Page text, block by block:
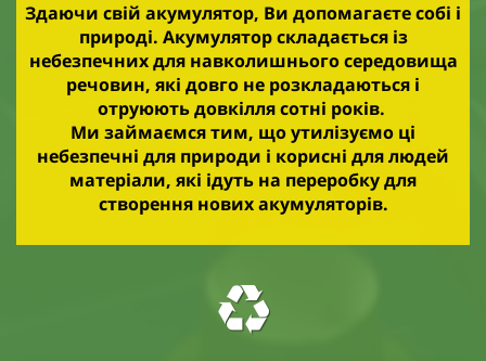
Здаючи свій акумулятор, Ви допомагаєте собі і
природі. Акумулятор складається із
небезпечних для навколишнього середовища
речовин, які довго не розкладаються і
отруюють довкілля сотні років.
Ми займаємся тим, що утилізуємо ці
небезпечні для природи і корисні для людей
матеріали, які ідуть на переробку для
створення нових акумуляторів.
♻